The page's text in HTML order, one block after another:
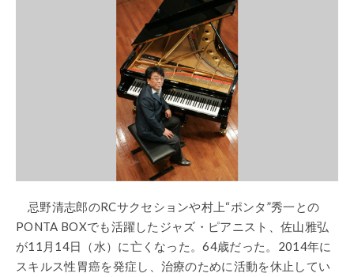
忌野清志郎のRCサクセションや村上“ポンタ”秀一との
PONTA BOXでも活躍したジャズ・ピアニスト、佐山雅弘
が11月14日（水）に亡くなった。64歳だった。2014年に
スキルス性胃癌を発症し、治療のために活動を休止してい